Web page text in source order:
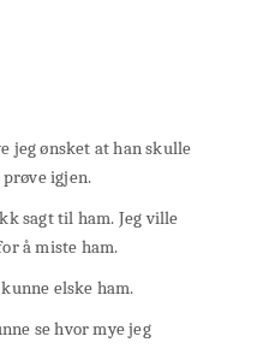
jeg ønsket at han skulle
igjen.
sagt til ham. Jeg ville
å miste ham.
elske ham.
se hvor mye jeg